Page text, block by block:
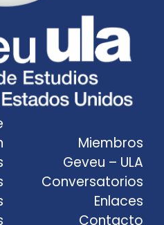
Miembros
Geveu – ULA
Conversatorios
Enlaces
Contacto